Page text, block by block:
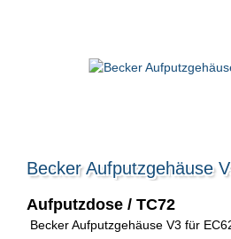
Becker Aufputzgehäuse
Aufputzdose / TC72
Becker Aufputzgehäuse V3 für